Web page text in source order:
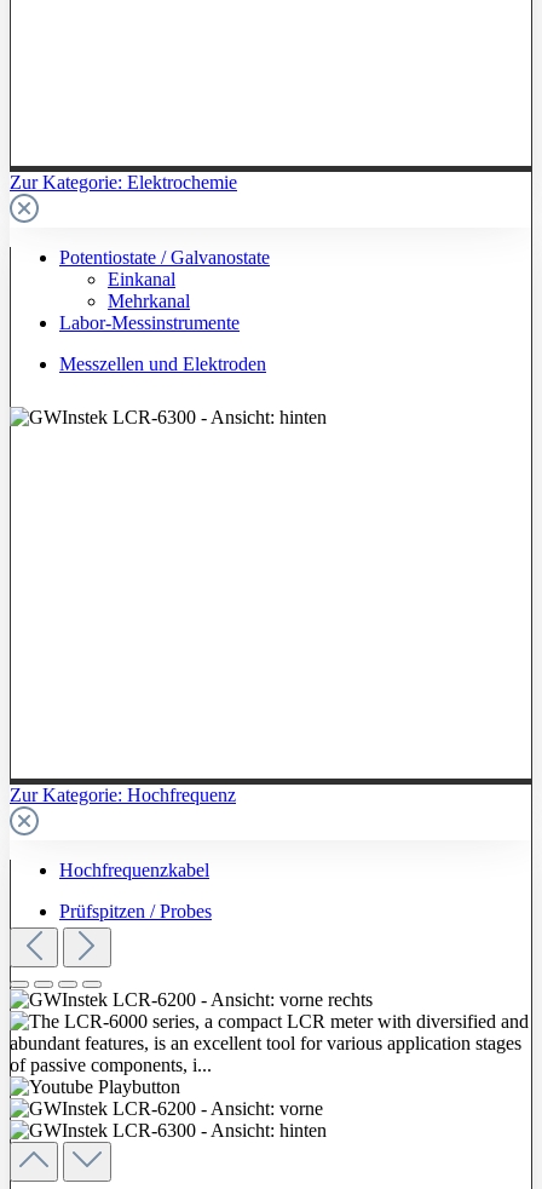
Zur Kategorie: Elektrochemie
Potentiostate / Galvanostate
Einkanal
Mehrkanal
Labor-Messinstrumente
Messzellen und Elektroden
Zur Kategorie: Hochfrequenz
Hochfrequenzkabel
Prüfspitzen / Probes